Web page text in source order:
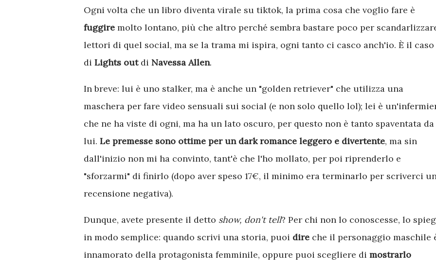
Ogni volta che un libro diventa virale su tiktok, la prima cosa che voglio fare è
fuggire molto lontano, più che altro perché sembra bastare poco per
lettori di quel social, ma se la trama mi ispira, ogni tanto ci casco anch'io. È il caso
di Lights outdi Navessa Allen.
In breve: lui è uno stalker, ma è anche un "golden retriever" che utilizza una
maschera per fare video sensuali sui social (e non solo quello lol); lei è
che ne ha viste di ogni, ma ha un lato oscuro, per questo non è tanto spaventata da
lui. Le premesse sono ottime per un dark romance leggero e divertente, ma sin
dall'inizio non mi ha convinto, tant'è che l'ho mollato, per poi riprenderlo e
"sforzarmi" di finirlo (dopo aver speso 17€, il minimo era terminarlo per scriverci
recensione negativa).
Dunque, avete presente il detto show, don't tell? Per chi non lo conoscesse, lo
in modo semplice: quando scrivi una storia, puoi dire che il personaggio maschile
innamorato della protagonista femminile, oppure puoi scegliere di mostrarlo